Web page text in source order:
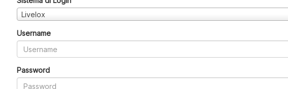
Livelox
Username
Password